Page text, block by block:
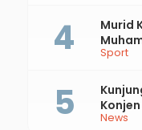
Sport
Murid
dan
News
Ini